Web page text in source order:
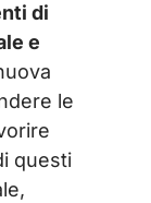
di
e
le
questi